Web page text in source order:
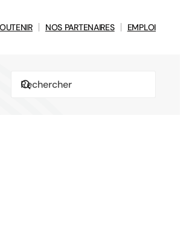
NOS PARTENAIRES EMPLOI